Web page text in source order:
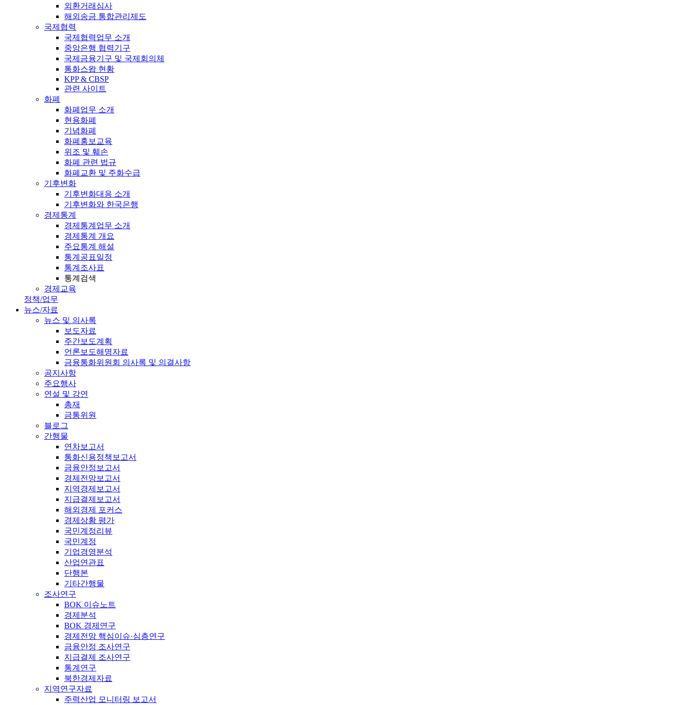
외환거래심사
해외송금 통합관리제도
국제협력
국제협력업무 소개
중앙은행 협력기구
국제금융기구 및 국제회의체
통화스왑 현황
KPP & CBSP
관련 사이트
화폐
화폐업무 소개
현용화폐
기념화폐
화폐홍보교육
위조 및 훼손
화폐 관련 법규
화폐교환 및 주화수급
기후변화
기후변화대응 소개
기후변화와 한국은행
경제통계
경제통계업무 소개
경제통계 개요
주요통계 해설
통계공표일정
통계조사표
통계검색
경제교육
정책/업무
뉴스/자료
뉴스 및 의사록
보도자료
주간보도계획
언론보도해명자료
금융통화위원회 의사록 및 의결사항
공지사항
주요행사
연설 및 강연
총재
금통위원
블로그
간행물
연차보고서
통화신용정책보고서
금융안정보고서
경제전망보고서
지역경제보고서
지급결제보고서
해외경제 포커스
경제상황 평가
국민계정리뷰
국민계정
기업경영분석
산업연관표
단행본
기타간행물
조사연구
BOK 이슈노트
경제분석
BOK 경제연구
경제전망 핵심이슈·심층연구
금융안정 조사연구
지급결제 조사연구
통계연구
북한경제자료
지역연구자료
주력산업 모니터링 보고서